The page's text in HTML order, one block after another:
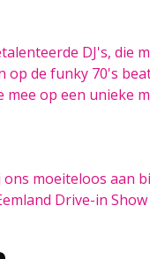
DJ's, die
op de funky 70's
mee op een unieke
moeiteloos
Drive-in